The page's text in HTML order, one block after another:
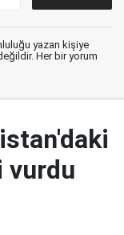
yazan kişiye
Her bir yorum
vurdu